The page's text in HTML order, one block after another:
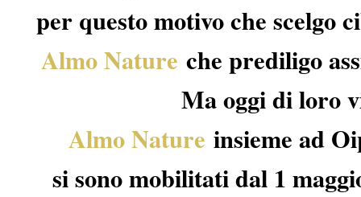
per questo motivo che scelgo
Almo Nature che prediligo
Ma oggi di loro
Almo Nature insieme ad
si sono mobilitati dal 1